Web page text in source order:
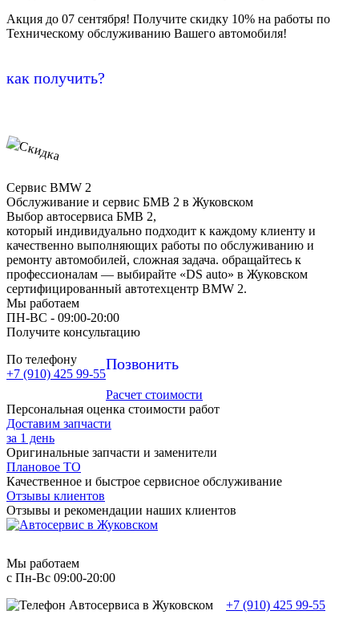
Акция до 07 сентября! Получите скидку 10% на работы по
Техническому обслуживанию Вашего автомобиля!
как получить?
Сервис BMW 2
Обслуживание и сервис БМВ 2 в Жуковском
Выбор автосервиса БМВ 2,
который индивидуально подходит к каждому клиенту и
качественно выполняющих работы по обслуживанию и
ремонту автомобилей, сложная задача. обращайтесь к
профессионалам — выбирайте «DS auto» в Жуковском
сертифицированный автотехцентр BMW 2.
Мы работаем
ПН-ВC - 09:00-20:00
Получите консультацию
По телефону
+7 (910) 425 99-55
Позвонить
Расчет стоимости
Персональная оценка стоимости работ
Доставим запчасти
за 1 день
Оригинальные запчасти и заменители
Плановое ТО
Качественное и быстрое сервисное обслуживание
Отзывы клиентов
Отзывы и рекомендации наших клиентов
Мы работаем
с Пн-Вc 09:00-20:00
+7 (910) 425 99-55